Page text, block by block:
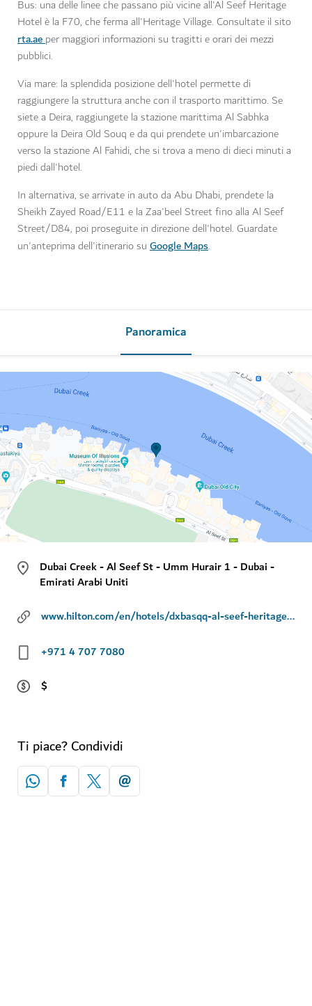
Bus: una delle linee che passano più vicine all'Al Seef Heritage
Hotel è la F70, che ferma all'Heritage Village. Consultate il sito
rta.aeper maggiori informazioni su tragitti e orari dei mezzi
pubblici.
Via mare: la splendida posizione dell'hotel permette di
raggiungere la struttura anche con il trasporto marittimo. Se
siete a Deira, raggiungete la stazione marittima Al Sabhka
oppure la Deira Old Souq e da qui prendete un'imbarcazione
verso la stazione Al Fahidi, che si trova a meno di dieci minuti a
piedi dall'hotel.
In alternativa, se arrivate in auto da Abu Dhabi, prendete la
Sheikh Zayed Road/E11 e la Zaa'beel Street fino alla Al Seef
Street/D84, poi proseguite in direzione dell'hotel. Guardate
un'anteprima dell'itinerario su Google Maps.
Panoramica
Dubai Creek - Al Seef St - Umm Hurair 1 - Dubai -
Emirati Arabi Uniti
www.hilton.com/en/hotels/dxbasqq-al-seef-heritage-hotel-dubai/
+971 4 707 7080
$
Ti piace? Condividi